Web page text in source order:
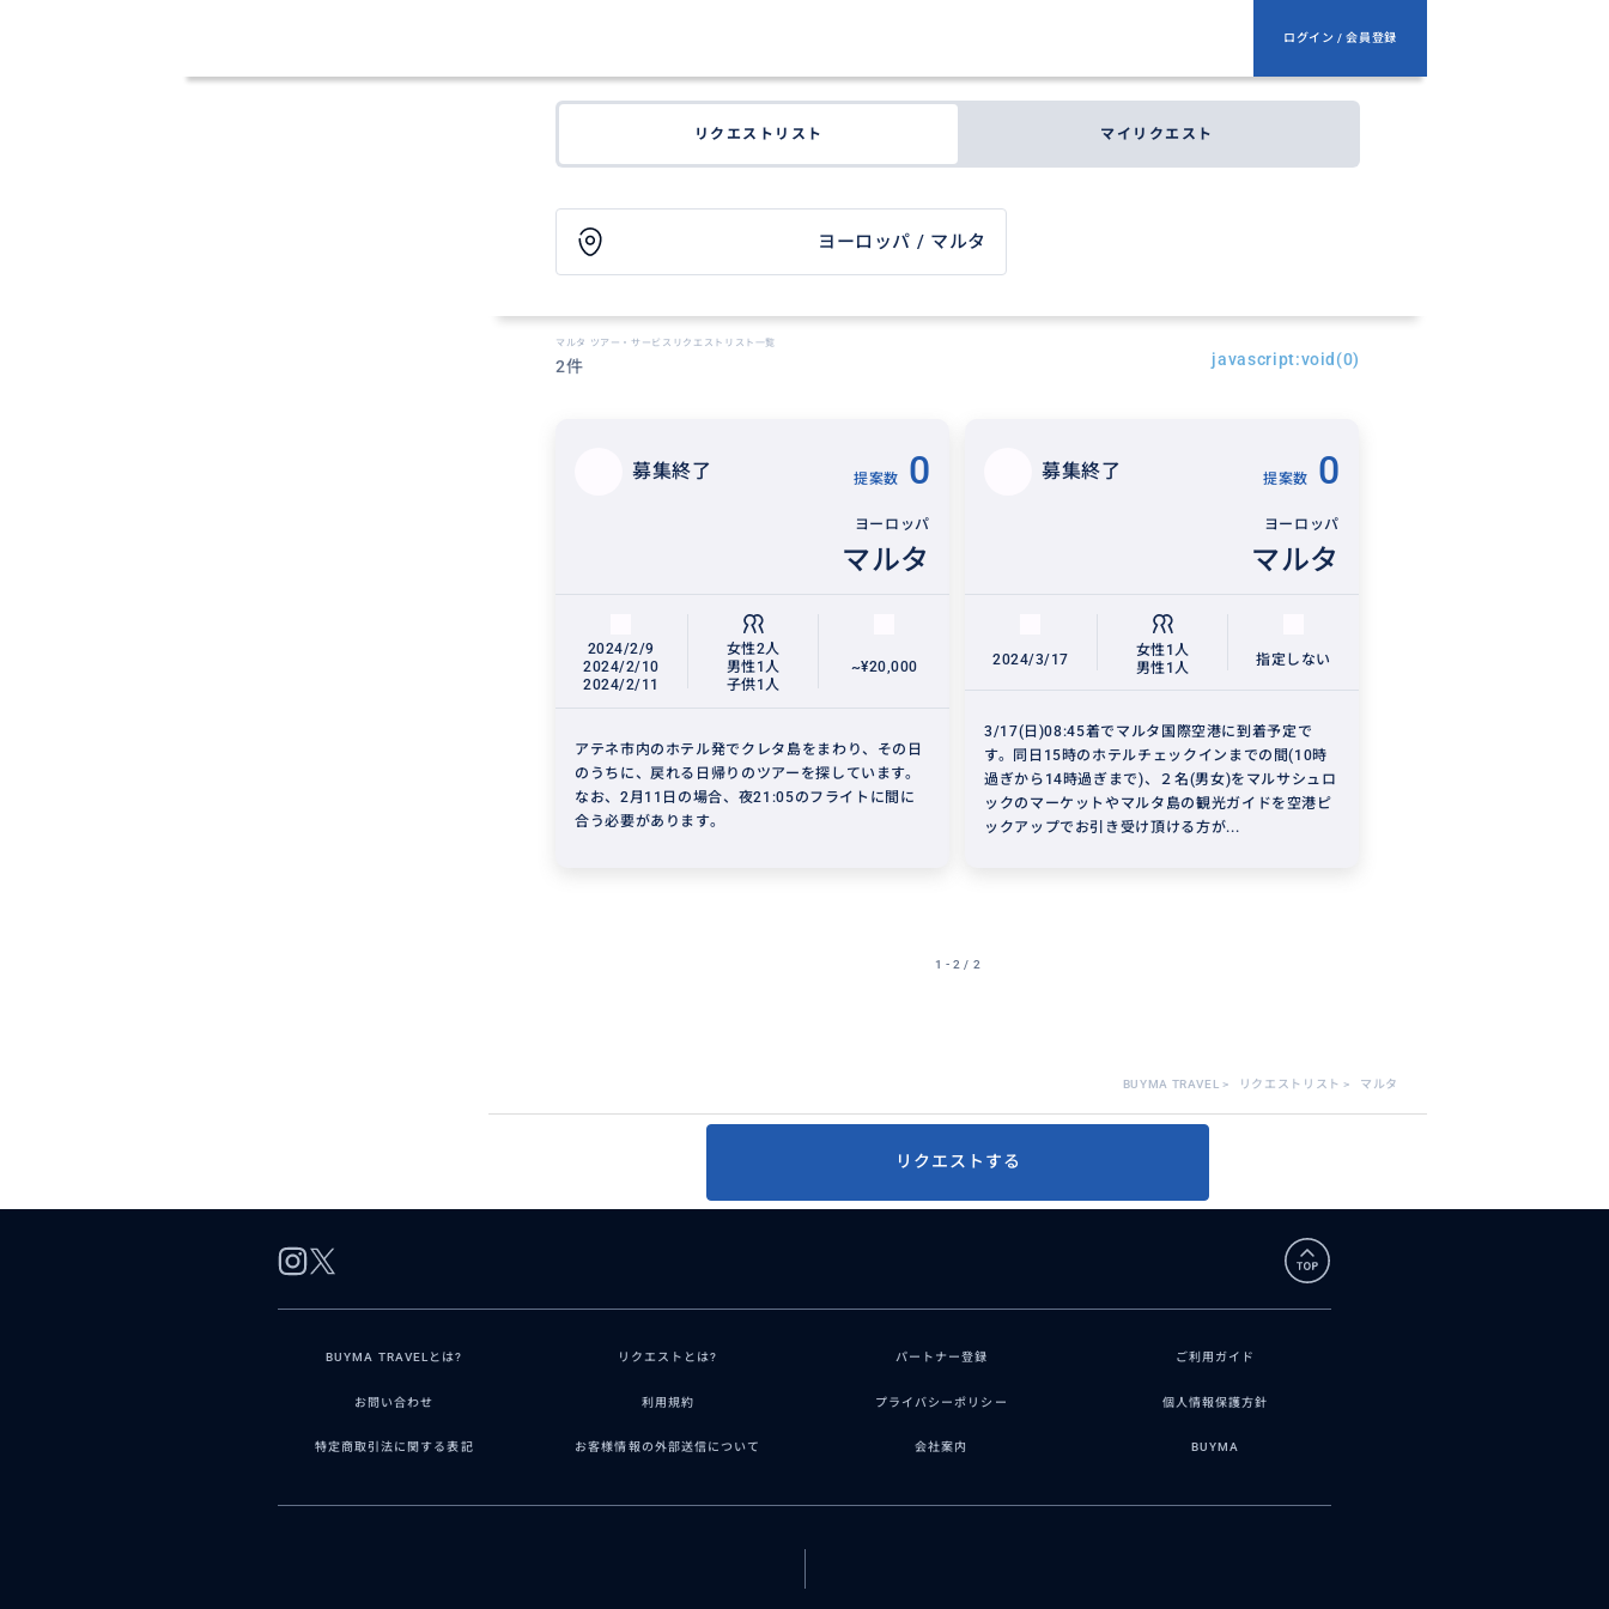
ログイン / 会員登録
リクエストリスト マイリクエスト
ヨーロッパ / マルタ
マルタ ツアー・サービスリクエストリスト一覧
2件 javascript:void(0)
募集終了 提案数 0
ヨーロッパ
マルタ
2024/2/9
2024/2/10
2024/2/11
女性2人
男性1人
子供1人
~¥20,000
アテネ市内のホテル発でクレタ島をまわり、その日
のうちに、戻れる日帰りのツアーを探しています。
なお、2月11日の場合、夜21:05のフライトに間に
合う必要があります。
募集終了 提案数 0
ヨーロッパ
マルタ
2024/3/17
女性1人
男性1人
指定しない
3/17(日)08:45着でマルタ国際空港に到着予定で
す。同日15時のホテルチェックインまでの間(10時
過ぎから14時過ぎまで)、２名(男女)をマルサシュロ
ックのマーケットやマルタ島の観光ガイドを空港ピ
ックアップでお引き受け頂ける方が...
1 - 2 / 2
BUYMA TRAVEL > リクエストリスト > マルタ
リクエストする
BUYMA TRAVELとは? リクエストとは? パートナー登録 ご利用ガイド
お問い合わせ 利用規約 プライバシーポリシー 個人情報保護方針
特定商取引法に関する表記 お客様情報の外部送信について 会社案内 BUYMA